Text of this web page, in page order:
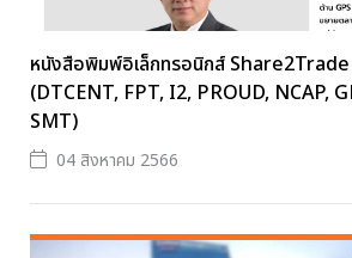
หนังสือพิมพ์อิเล็กทรอนิกส์
(DTCENT, FPT, I2, PROUD, NCAP,
SMT)
04 สิงหาคม 2566